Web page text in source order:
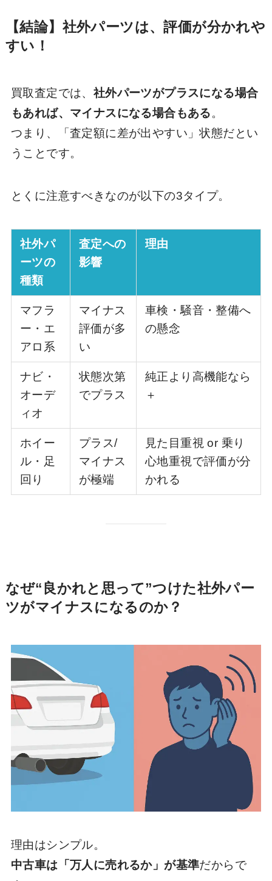
【結論】社外パーツは、評価が分かれや
すい！
買取査定では、 社外パーツがプラスになる場合
もあれば、マイナスになる場合もある。
つまり、「査定額に差が出やすい」状態だとい
うことです。
とくに注意すべきなのが以下の3タイプ。
社外パ
ーツの
種類
査定への
影響
理由
マフラ
ー・エ
アロ系
マイナス
評価が多
い
車検・騒音・整備へ
の懸念
ナビ・
オーデ
ィオ
状態次第
でプラス
純正より高機能なら
＋
ホイー
ル・足
回り
プラス/
マイナス
が極端
見た目重視 or 乗り
心地重視で評価が分
かれる
なぜ“良かれと思って”つけた社外パー
ツがマイナスになるのか？
理由はシンプル。
中古車は「万人に売れるか」が基準だからで